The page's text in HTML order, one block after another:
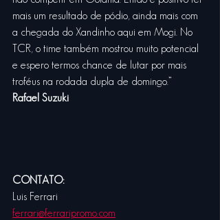
mais um resultado de pódio, ainda mais com
a chegada do Xandinho aqui em Mogi. No
TCR, o time também mostrou muito potencial
e espero termos chance de lutar por mais
troféus na rodada dupla de domingo.”
Rafael Suzuki
CONTATO:
Luis Ferrari
ferrari@ferraripromo.com